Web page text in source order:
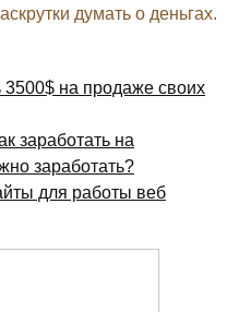
думать о деньгах.
3500$ на продаже своих
заработать на
заработать?
для работы веб